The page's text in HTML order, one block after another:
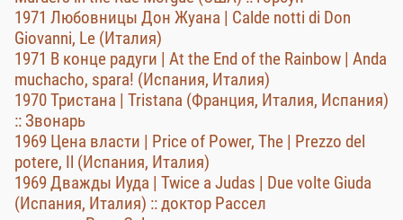
1971 Любовницы Дон Жуана | Calde notti di Don
Giovanni, Le (Италия)
1971 В конце радуги | At the End of the Rainbow | Anda
muchacho, spara! (Испания, Италия)
1970 Тристана | Tristana (Франция, Италия, Испания)
:: Звонарь
1969 Цена власти | Price of Power, The | Prezzo del
potere, Il (Испания, Италия)
1969 Дважды Иуда | Twice a Judas | Due volte Giuda
(Испания, Италия) :: доктор Рассел